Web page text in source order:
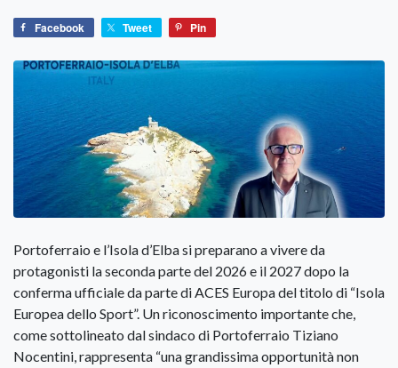
Facebook Tweet Pin
Portoferraio e l’Isola d’Elba si preparano a vivere da
protagonisti la seconda parte del 2026 e il 2027 dopo la
conferma ufficiale da parte di ACES Europa del titolo di “Isola
Europea dello Sport”. Un riconoscimento importante che,
come sottolineato dal sindaco di Portoferraio Tiziano
Nocentini, rappresenta “una grandissima opportunità non